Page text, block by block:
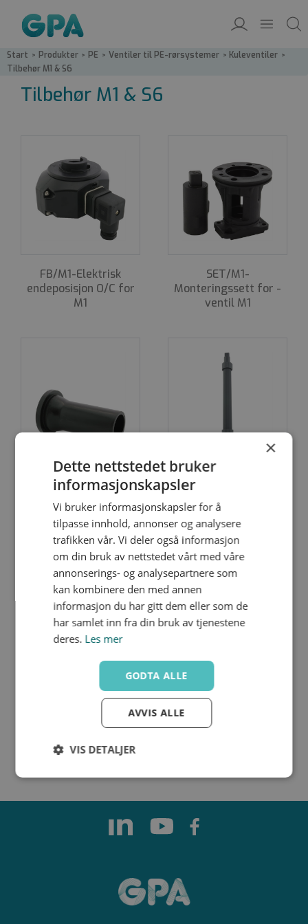
Start / Produkter / PE / Ventiler til PE-rørsystemer / Kuleventiler /
Tilbehør M1 & S6
Tilbehør M1 & S6
FB/M1-Elektrisk
endeposisjon O/C for
M1
SET/M1-
Monteringssett for ­
ventil M1
Q/M1BE-Krage till kul­
ventil
Spindelforlenger
DP/M1-Distanseplate
Q/S4BE-Krage til kule­
×
Dette nettstedet bruker
informasjonskapsler
Vi bruker informasjonskapsler for å
tilpasse innhold, annonser og analysere
trafikken vår. Vi deler også informasjon
om din bruk av nettstedet vårt med våre
annonserings- og analysepartnere som
kan kombinere den med annen
informasjon du har gitt dem eller som de
har samlet inn fra din bruk av tjenestene
deres. Les mer
GODTA ALLE
AVVIS ALLE
VIS DETALJER
Strengt
Ytelse Målretting